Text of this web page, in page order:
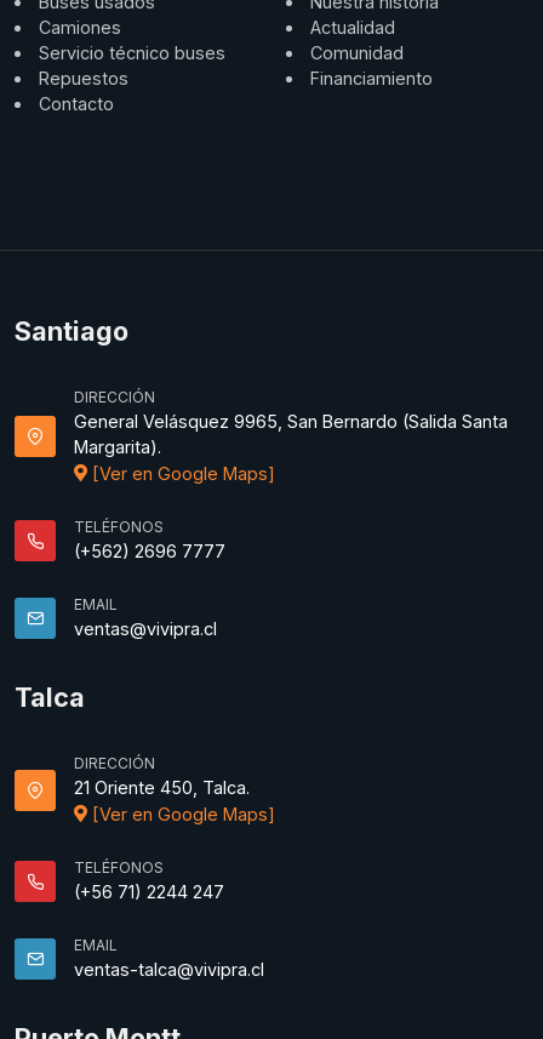
Camiones
Servicio técnico buses
Repuestos
Contacto
Actualidad
Comunidad
Financiamiento
Santiago
DIRECCIÓN
General Velásquez 9965, San Bernardo (Salida Santa
Margarita).
[Ver en Google Maps]
TELÉFONOS
(+562) 2696 7777
EMAIL
ventas@vivipra.cl
Talca
DIRECCIÓN
21 Oriente 450, Talca.
[Ver en Google Maps]
TELÉFONOS
(+56 71) 2244 247
EMAIL
ventas-talca@vivipra.cl